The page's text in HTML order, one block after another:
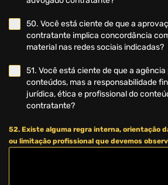
50. Você está ciente de que a
contratante implica concordância
material nas redes sociais indicadas?
51. Você está ciente de que a
conteúdos, mas a responsabilidade
jurídica, ética e profissional do
contratante?
52. Existe alguma regra interna, orientação
ou limitação profissional que devemos